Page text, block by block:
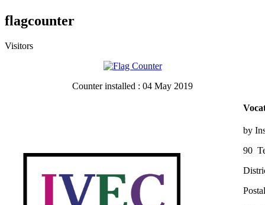
flagcounter
Visitors
Counter installed : 04 May 2019
by
90